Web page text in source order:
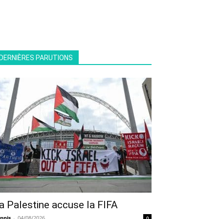
PARUTIONS
Palestine accuse la FIFA